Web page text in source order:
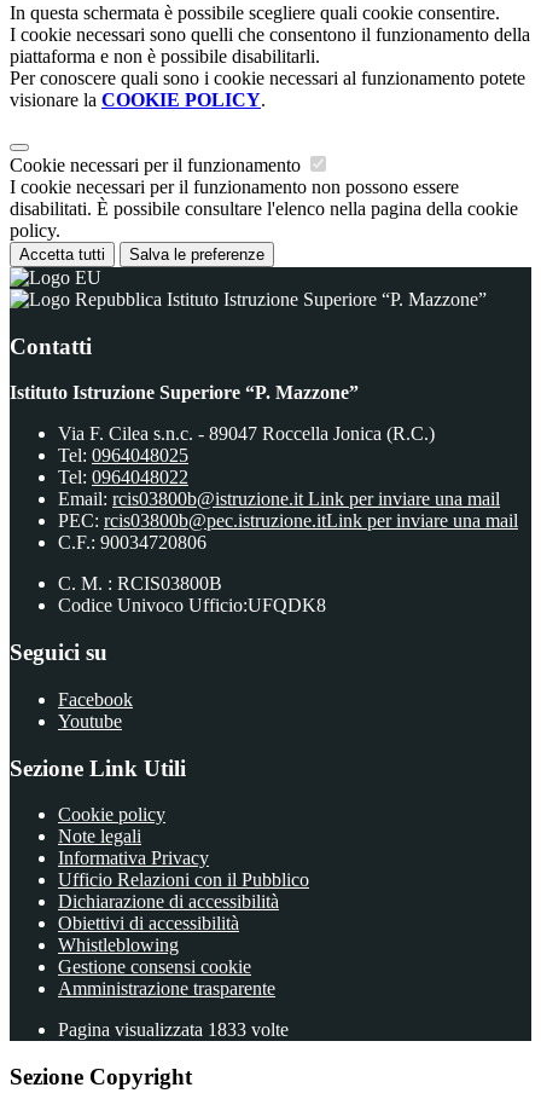
In questa schermata è possibile scegliere quali cookie consentire.
I cookie necessari sono quelli che consentono il funzionamento della
piattaforma e non è possibile disabilitarli.
Per conoscere quali sono i cookie necessari al funzionamento potete
visionare la COOKIE POLICY.
Cookie necessari per il funzionamento
I cookie necessari per il funzionamento non possono essere
disabilitati. È possibile consultare l'elenco nella pagina della cookie
policy.
Accetta tutti Salva le preferenze
Istituto Istruzione Superiore “P. Mazzone”
Contatti
Istituto Istruzione Superiore “P. Mazzone”
Via F. Cilea s.n.c. - 89047 Roccella Jonica (R.C.)
Tel: 0964048025
Tel: 0964048022
Email: rcis03800b@istruzione.itLink per inviare una mail
PEC: rcis03800b@pec.istruzione.itLink per inviare una mail
C.F.: 90034720806
C. M. : RCIS03800B
Codice Univoco Ufficio:UFQDK8
Seguici su
Facebook
Youtube
Sezione Link Utili
Cookie policy
Note legali
Informativa Privacy
Ufficio Relazioni con il Pubblico
Dichiarazione di accessibilità
Obiettivi di accessibilità
Whistleblowing
Gestione consensi cookie
Amministrazione trasparente
Pagina visualizzata 1833 volte
Sezione Copyright